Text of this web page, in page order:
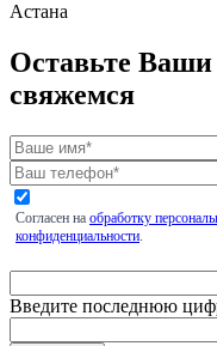
Астана
Оставьте
свяжемся
Согласен на обработку
конфиденциальности.
Введите последнюю